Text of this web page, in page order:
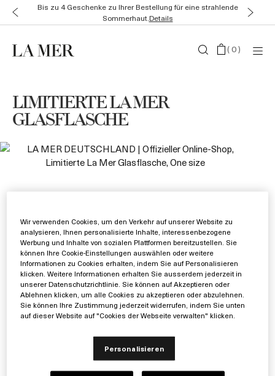
Bis zu 4 Geschenke zu Ihrer Bestellung für eine strahlende
Sommerhaut.Details
(0)
LIMITIERTE LA MER
GLASFLASCHE
Wir verwenden Cookies, um den Verkehr auf unserer Website zu
analysieren, Ihnen personalisierte Inhalte, interessenbezogene
Werbung und Inhalte von sozialen Plattformen bereitzustellen. Sie
können Ihre Cookie-Einstellungen auswählen oder weitere
Informationen zu Cookies erhalten, indem Sie auf Personalisieren
klicken. Weitere Informationen erhalten Sie ausserdem jederzeit in
unserer Datenschutzrichtlinie. Sie können auf Akzeptieren oder
Ablehnen klicken, um alle Cookies zu akzeptieren oder abzulehnen.
Sie können Ihre Zustimmung jederzeit widerrufen, indem Sie unten
auf dieser Website auf "Cookies der Webseite verwalten" klicken.
Personalisieren